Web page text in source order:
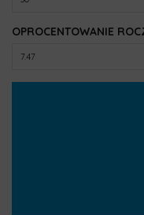
OPROCENTOWANIE